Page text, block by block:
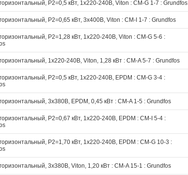
P2=0,5 кВт, 1х220-240В, Viton : CM-G 1-7 : Grundfos
P2=0,65 кВт, 3х400В, Viton : CM-I 1-7 : Grundfos
P2=1,28 кВт, 1х220-240В, Viton : CM-G 5-6 :
1х220-240В, Viton, 1,28 кВт : CM-A 5-7 : Grundfos
P2=0,5 кВт, 1х220-240В, EPDM : CM-G 3-4 :
3х380В, EPDM, 0,45 кВт : CM-A 1-5 : Grundfos
P2=0,67 кВт, 1х220-240В, EPDM : CM-I 5-4 :
P2=1,70 кВт, 1х220-240В, EPDM : CM-G 10-3 :
3х380В, Viton, 1,20 кВт : CM-A 15-1 : Grundfos